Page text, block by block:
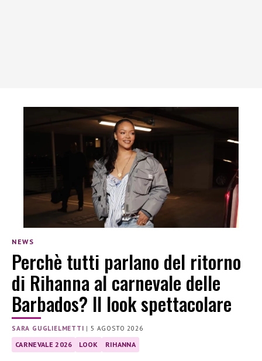
NEWS
Perchè tutti parlano del ritorno
di Rihanna al carnevale delle
Barbados? Il look spettacolare
SARA GUGLIELMETTI |5 AGOSTO 2026
CARNEVALE 2026 LOOK RIHANNA